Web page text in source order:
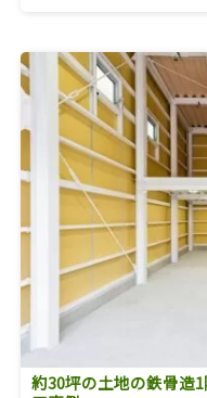
約30坪の土地の鉄骨